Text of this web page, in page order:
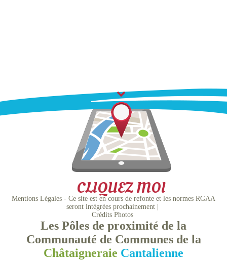
CLIQUEZ MOI
Mentions Légales - Ce site est en cours de refonte et les normes RGAA
seront intégrées prochainement
Crédits Photos
Les Pôles de proximité de la
Communauté de Communes de la
Châtaigneraie Cantalienne